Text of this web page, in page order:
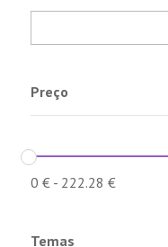
Preço
0 €- 222.28 €
Temas